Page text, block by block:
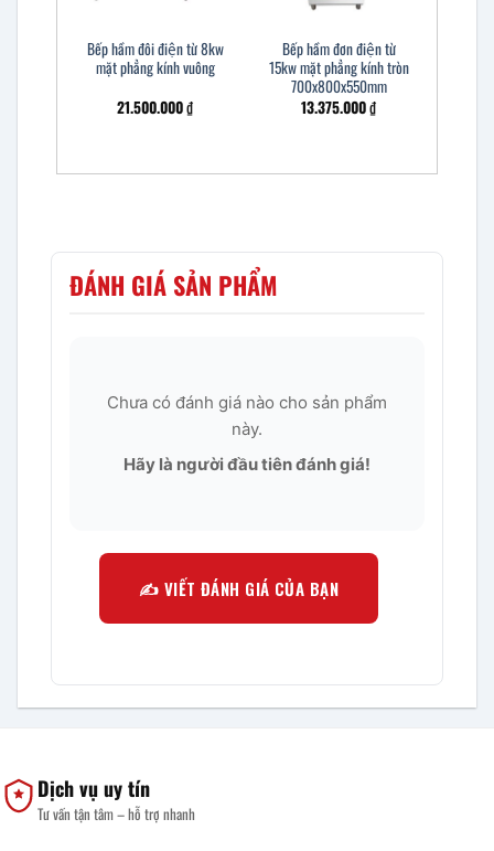
Bếp hầm đôi điện từ 8kw
mặt phẳng kính vuông
21.500.000₫
Bếp hầm đơn điện từ
15kw mặt phẳng kính tròn
700x800x550mm
13.375.000₫
ĐÁNH GIÁ SẢN PHẨM
Chưa có đánh giá nào cho sản phẩm
này.
Hãy là người đầu tiên đánh giá!
✍️ VIẾT ĐÁNH GIÁ CỦA BẠN
Dịch vụ uy tín
Tư vấn tận tâm – hỗ trợ nhanh